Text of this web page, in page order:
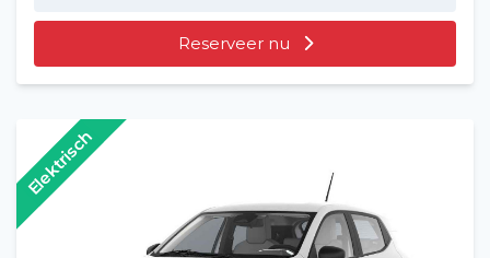
Reserveer nu
Elektrisch